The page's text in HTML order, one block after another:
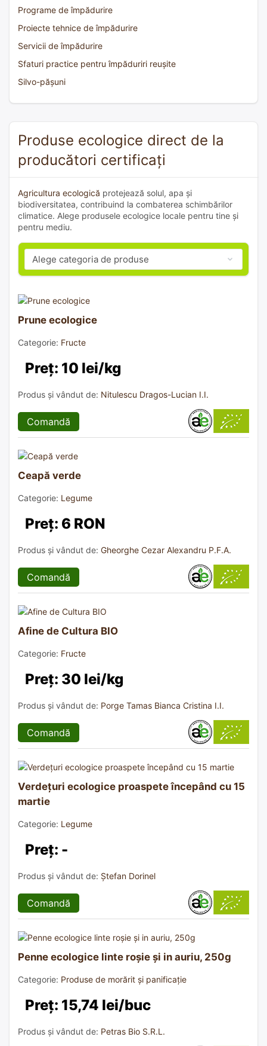
Programe de împădurire
Proiecte tehnice de împădurire
Servicii de împădurire
Sfaturi practice pentru împăduriri reușite
Silvo-pășuni
Produse ecologice direct de la
producători certificați
Agricultura ecologică protejează solul, apa și
biodiversitatea, contribuind la combaterea schimbărilor
climatice. Alege produsele ecologice locale pentru tine și
pentru mediu.
Prune ecologice
Categorie: Fructe
Preț: 10 lei/kg
Produs și vândut de: Nitulescu Dragos-Lucian I.I.
Comandă
Ceapă verde
Categorie: Legume
Preț: 6 RON
Produs și vândut de: Gheorghe Cezar Alexandru P.F.A.
Comandă
Afine de Cultura BIO
Categorie: Fructe
Preț: 30 lei/kg
Produs și vândut de: Porge Tamas Bianca Cristina I.I.
Comandă
Verdețuri ecologice proaspete începând cu 15
martie
Categorie: Legume
Preț: -
Produs și vândut de: Ștefan Dorinel
Comandă
Penne ecologice linte roșie și in auriu, 250g
Categorie: Produse de morărit și panificație
Preț: 15,74 lei/buc
Produs și vândut de: Petras Bio S.R.L.